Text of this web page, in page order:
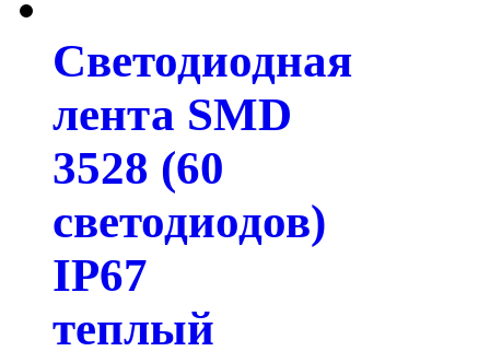
Светодиодная
лента SMD
3528 (60
светодиодов)
IP67
теплый